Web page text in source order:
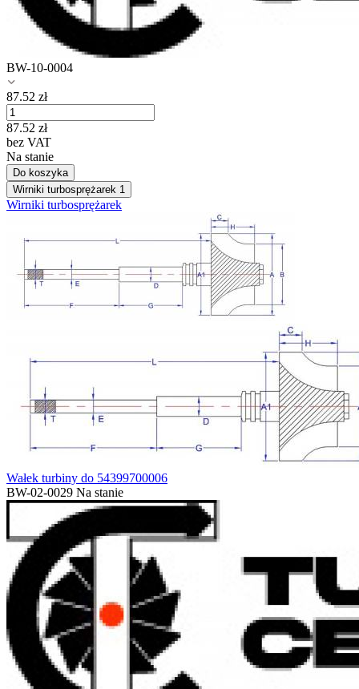
BW-10-0004
87.52 zł
87.52 zł
bez VAT
Na stanie
Do koszyka
Wirniki turbosprężarek 1
Wirniki turbosprężarek
Wałek turbiny do 54399700006
BW-02-0029 Na stanie